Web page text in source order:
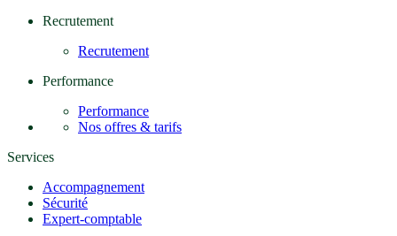
Recrutement
Recrutement
Performance
Performance
Nos offres & tarifs
Services
Accompagnement
Sécurité
Expert-comptable